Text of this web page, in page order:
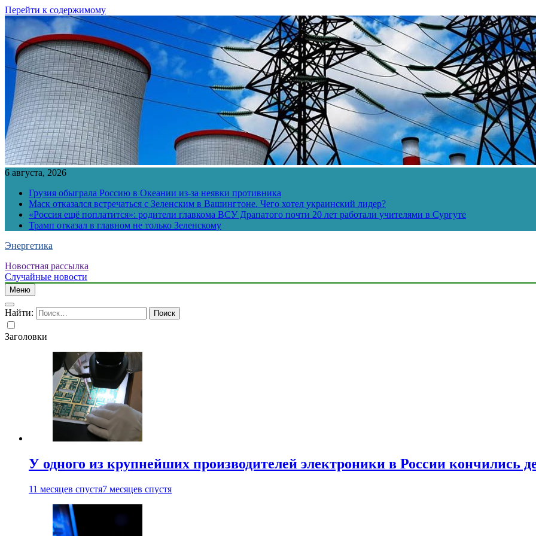
Перейти к содержимому
6 августа, 2026
Грузия обыграла Россию в Океании из-за неявки противника
Маск отказался встречаться с Зеленским в Вашингтоне. Чего хотел украинский лидер?
«Россия ещё поплатится»: родители главкома ВСУ Драпатого почти 20 лет работали учителями в Сургуте
Трамп отказал в главном не только Зеленскому
Энергетика
Новостная рассылка
Случайные новости
Меню
Найти:
Заголовки
У одного из крупнейших производителей электроники в России кончились
11 месяцев спустя7 месяцев спустя